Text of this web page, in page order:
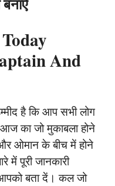
And
है कि आप सभी लोग
का जो मुकाबला होने
ओमान के बीच में होने
पूरी जानकारी
बता दें। कल जो